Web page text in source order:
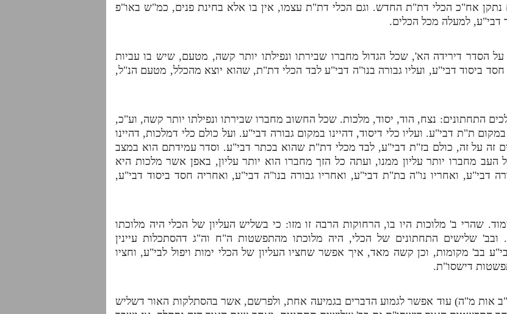
אח"כ הכלי דת"ת החדש. וגם הכלי דת"ת עצמו, אין בו אלא בחינת פנים, כמ"ש באו"פ
למעלה מכל הכלים.
הסדר דירידה הא', שכל הגדול מחברו שבירתו ונפילתו יותר קשה, מטעם, שיש בו עביות
חסד ביסוד דבי"ע, ועליו גבורה בנו"ה דבי"ע לבד הכלי דת"ת, שהוא יוצא מהכלל, מטעם הנ"ל,
התחתונים: נצח, הוד, יסוד, מלכות. שכל החשוב מחברו שבירתו ונפילתו יותר קשה, וע"כ,
ת"ת דבי"ע. ועליו כלי דיסוד, דהיינו במקום גבורה דבי"ע. ועל כולם כלי דמלכות, דהיינו
זה על זה, כולם בז"ת דבי"ע, לבד מכלי דת"ת שהוא בכתר דבי"ע. וסדר עמידתם הוא במצב
מחברו יותר עליון ממנו, ועתה כל הזך מחברו הוא יותר עליון, באפן אשר מלכות היא
דבי"ע, ואחריו נו"ה בת"ת דבי"ע, ואחריו גבורה בנו"ה דבי"ע, ואחריה חסד ביסוד דבי"ע,
שהרי ב' מלוכות היו בו, הרחוקות הרבה זו מזו: כי בשליש העליון של הכלי היה מלוכתו
שלישים התחתונים של הכלי, היה מלוכתו מהתפשטות ה"ח וה"ג דהסתכלות עיינין
בב' מקומות, וכן קשה מאד, איך אפשר שחציו העליון של הכלי ימות ויפול לבי"ע, וחציו
דישסו"ת.
אות מ"ה) עוד אפשר לגמוע הדברים בגמיעה אחת, ולפרשם, אשר בהסתלקות האור דשליש